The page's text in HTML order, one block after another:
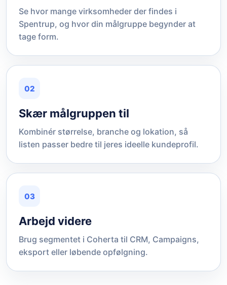
Se hvor mange virksomheder der findes i
Spentrup, og hvor din målgruppe begynder at
tage form.
02
Skær målgruppen til
Kombinér størrelse, branche og lokation, så
listen passer bedre til jeres ideelle kundeprofil.
03
Arbejd videre
Brug segmentet i Coherta til CRM, Campaigns,
eksport eller løbende opfølgning.